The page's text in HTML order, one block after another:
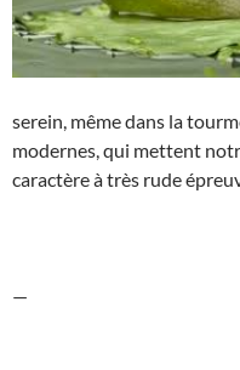
serein, même dans la
modernes, qui mettent
caractère à très rude
—